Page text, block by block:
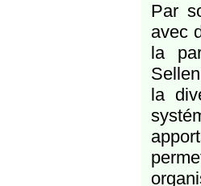
Par
avec
la
la